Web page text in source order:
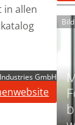
in allen
GmbH